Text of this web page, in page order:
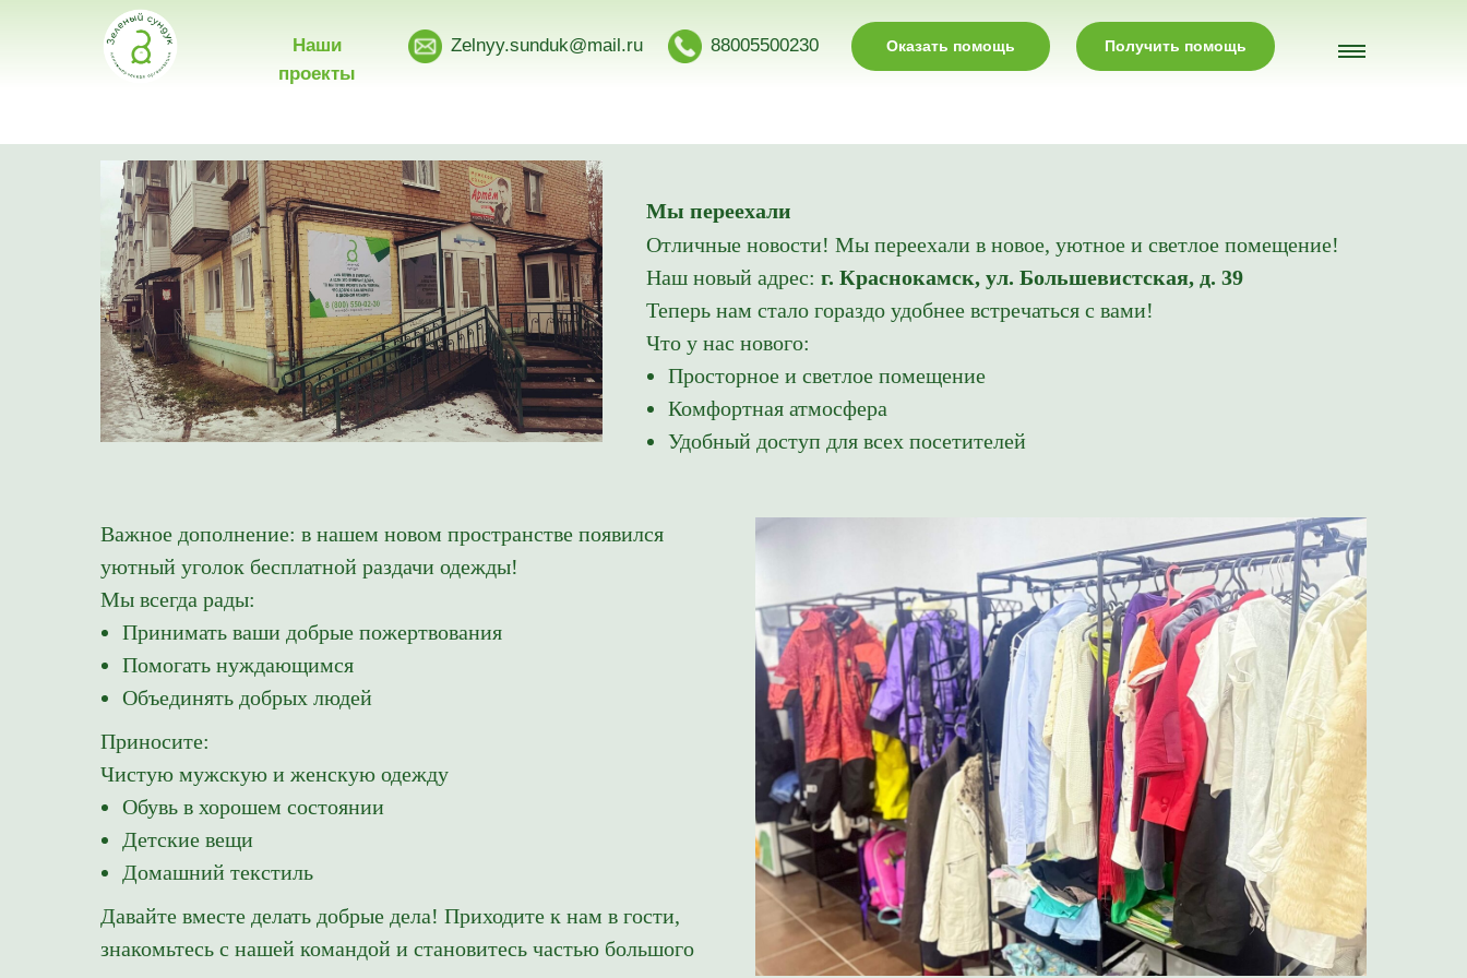
Наши
проекты
Zelnyy.sunduk@mail.ru Оказать помощь
88005500230 Получить помощь
Tilda Publishing
Мы переехали
Отличные новости! Мы переехали в новое, уютное и светлое помещение!
Наш новый адрес: г. Краснокамск, ул. Большевистская, д. 39
Теперь нам стало гораздо удобнее встречаться с вами!
Что у нас нового:
Просторное и светлое помещение
Комфортная атмосфера
Удобный доступ для всех посетителей
Важное дополнение: в нашем новом пространстве появился
уютный уголок бесплатной раздачи одежды!
Мы всегда рады:
Принимать ваши добрые пожертвования
Помогать нуждающимся
Объединять добрых людей
Приносите:
Чистую мужскую и женскую одежду
Обувь в хорошем состоянии
Детские вещи
Домашний текстиль
Давайте вместе делать добрые дела! Приходите к нам в гости,
знакомьтесь с нашей командой и становитесь частью большого